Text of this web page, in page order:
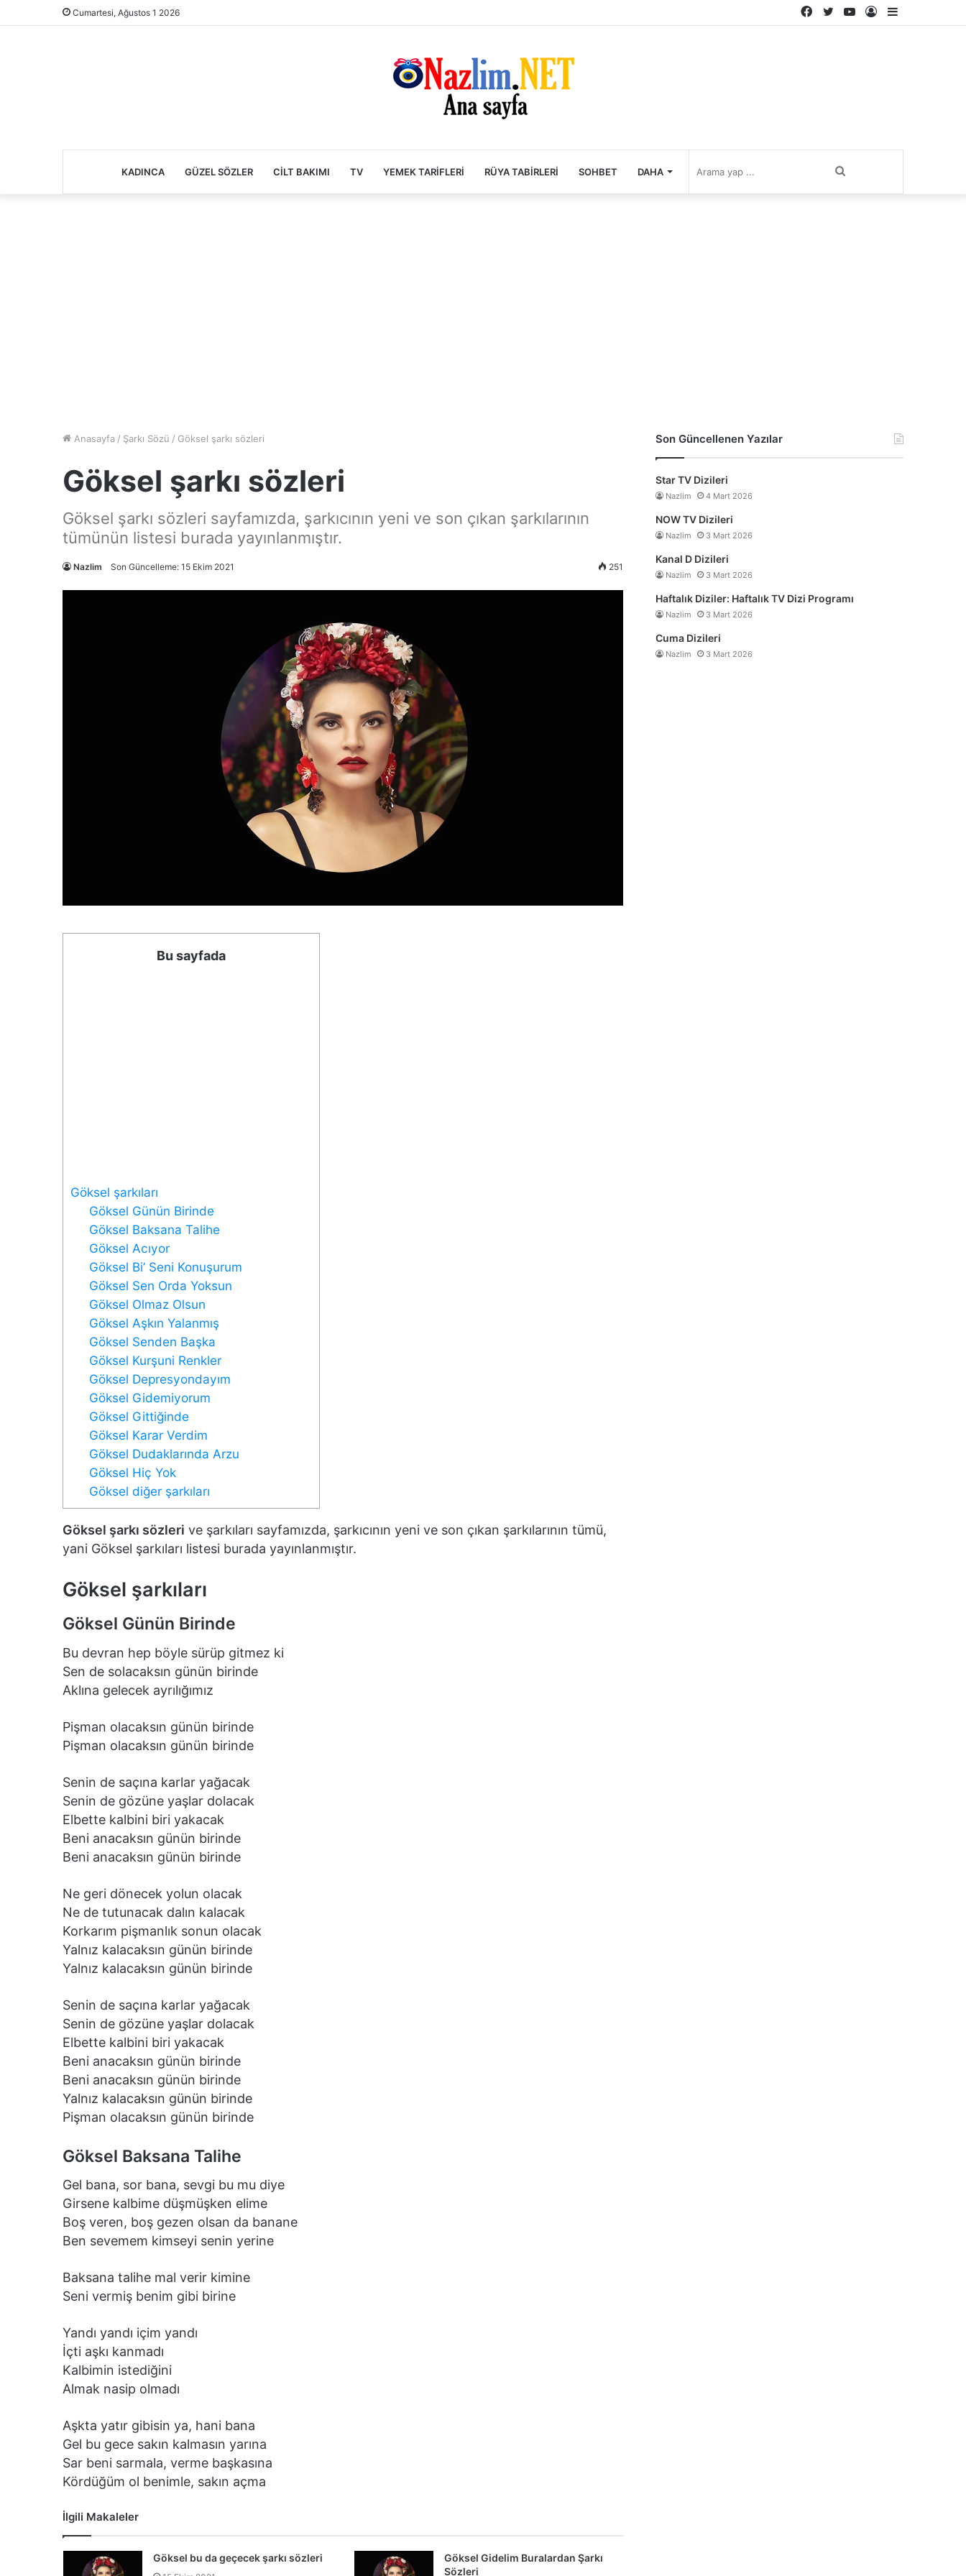
Cumartesi, Ağustos 1 2026
Kenar
Kayıt
YouTube
Twitter
Facebook
KADINCA GÜZEL SÖZLER CILT BAKIMI TV YEMEK TARIFLERI RÜYA TABIRLERI SOHBET DAHA
Anasayfa / Şarkı Sözü / Göksel şarkı sözleri
Göksel şarkı sözleri
Göksel şarkı sözleri sayfamızda, şarkıcının yeni ve son çıkan şarkılarının
tümünün listesi burada yayınlanmıştır.
Nazlim Son Güncelleme: 15 Ekim 2021 251
Bu sayfada
Göksel şarkıları
Göksel Günün Birinde
Göksel Baksana Talihe
Göksel Acıyor
Göksel Bi’ Seni Konuşurum
Göksel Sen Orda Yoksun
Göksel Olmaz Olsun
Göksel Aşkın Yalanmış
Göksel Senden Başka
Göksel Kurşuni Renkler
Göksel Depresyondayım
Göksel Gidemiyorum
Göksel Gittiğinde
Göksel Karar Verdim
Göksel Dudaklarında Arzu
Göksel Hiç Yok
Göksel diğer şarkıları
Göksel şarkı sözleri ve şarkıları sayfamızda, şarkıcının yeni ve son çıkan şarkılarının tümü,
yani Göksel şarkıları listesi burada yayınlanmıştır.
Göksel şarkıları
Göksel Günün Birinde
Bu devran hep böyle sürüp gitmez ki
Sen de solacaksın günün birinde
Aklına gelecek ayrılığımız
Pişman olacaksın günün birinde
Pişman olacaksın günün birinde
Senin de saçına karlar yağacak
Senin de gözüne yaşlar dolacak
Elbette kalbini biri yakacak
Beni anacaksın günün birinde
Beni anacaksın günün birinde
Ne geri dönecek yolun olacak
Ne de tutunacak dalın kalacak
Korkarım pişmanlık sonun olacak
Yalnız kalacaksın günün birinde
Yalnız kalacaksın günün birinde
Senin de saçına karlar yağacak
Senin de gözüne yaşlar dolacak
Elbette kalbini biri yakacak
Beni anacaksın günün birinde
Beni anacaksın günün birinde
Yalnız kalacaksın günün birinde
Pişman olacaksın günün birinde
Göksel Baksana Talihe
Gel bana, sor bana, sevgi bu mu diye
Girsene kalbime düşmüşken elime
Boş veren, boş gezen olsan da banane
Ben sevemem kimseyi senin yerine
Baksana talihe mal verir kimine
Seni vermiş benim gibi birine
Yandı yandı içim yandı
İçti aşkı kanmadı
Kalbimin istediğini
Almak nasip olmadı
Aşkta yatır gibisin ya, hani bana
Gel bu gece sakın kalmasın yarına
Sar beni sarmala, verme başkasına
Kördüğüm ol benimle, sakın açma
İlgili Makaleler
Göksel bu da geçecek şarkı sözleri
Göksel Gidelim Buralardan Şarkı
Sözleri
Son Güncellenen Yazılar
Star TV Dizileri
Nazlim 4 Mart 2026
NOW TV Dizileri
Nazlim 3 Mart 2026
Kanal D Dizileri
Nazlim 3 Mart 2026
Haftalık Diziler: Haftalık TV Dizi Programı
Nazlim 3 Mart 2026
Cuma Dizileri
Nazlim 3 Mart 2026